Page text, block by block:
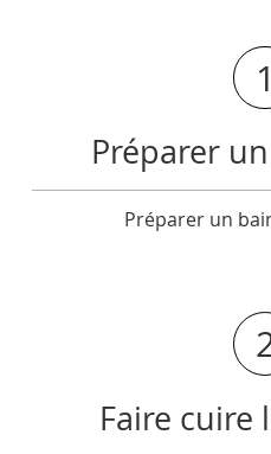
1
Préparer
Préparer un
Faire cuire